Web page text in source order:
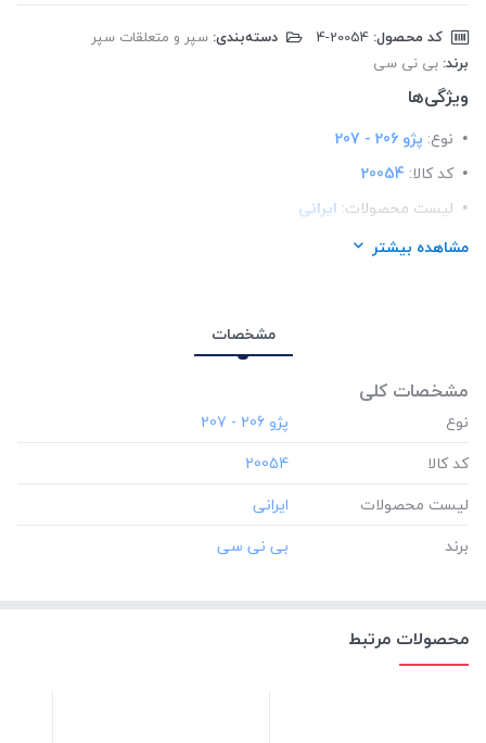
کد محصول: دسته‌بندی: سپر و متعلقات سپر
برند: بی نی سی
ویژگی‌ها
نوع: پژو 206 - 207
کد کالا: 20054
لیست محصولات: ایرانی
برند:بی نی سی
مشاهده بیشتر
مشخصات
مشخصات کلی
نوع
کد کالا
‎20054
لیست محصولات
برند
محصولات مرتبط